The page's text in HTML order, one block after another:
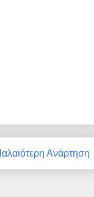
Ανάρτηση